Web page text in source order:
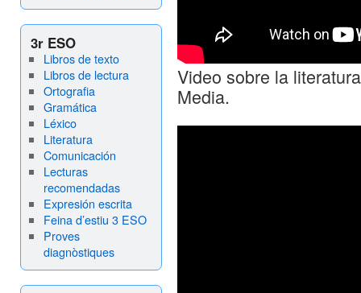
3r ESO
Libros de texto
Libros de lectura
Ortografia
Gramática
Léxico
Literatura
Comunicación
Lecturas
recomendadas
Expresión escrita
Feina d’estiu 3 ESO
Proves
diagnòstiques
Video sobre la
Media.